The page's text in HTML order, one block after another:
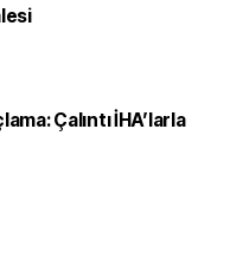
Çalıntı İHA’larla